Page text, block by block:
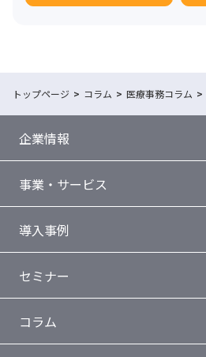
トップページ コラム 医療事務コラム
企業情報
事業・サービス
導入事例
セミナー
コラム